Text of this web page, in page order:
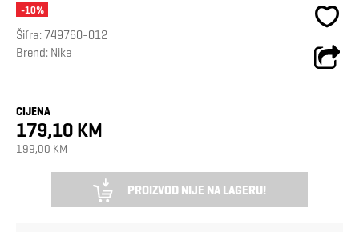
-10%
Šifra:749760-012
Brend: Nike
CIJENA
179,10 KM
199,00 KM
PROIZVOD NIJE NA LAGERU!